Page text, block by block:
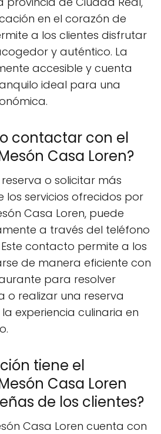
en el corazón de
a los clientes disfrutar
y auténtico. La
accesible y cuenta
ideal para una
contactar con el
Casa Loren?
o solicitar más
los servicios ofrecidos por
Casa Loren, puede
a través del teléfono
Este contacto permite a los
de manera eficiente con
para resolver
o realizar una reserva
experiencia culinaria en
tiene el
Casa Loren
de los clientes?
Casa Loren cuenta con